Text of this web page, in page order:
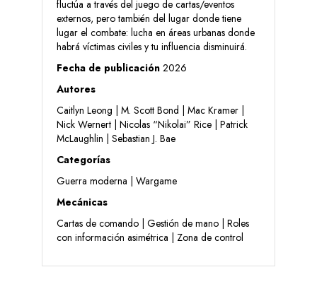
fluctúa a través del juego de cartas/eventos
externos, pero también del lugar donde tiene
lugar el combate: lucha en áreas urbanas donde
habrá víctimas civiles y tu influencia disminuirá.
Fecha de publicación 2026
Autores
Caitlyn Leong | M. Scott Bond | Mac Kramer |
Nick Wernert | Nicolas “Nikolai” Rice | Patrick
McLaughlin | Sebastian J. Bae
Categorías
Guerra moderna | Wargame
Mecánicas
Cartas de comando | Gestión de mano | Roles
con información asimétrica | Zona de control